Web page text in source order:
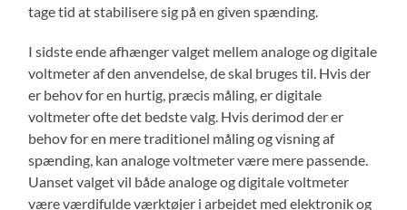
tage tid at stabilisere sig på en given spænding.
I sidste ende afhænger valget mellem analoge og digitale
voltmeter af den anvendelse, de skal bruges til. Hvis der
er behov for en hurtig, præcis måling, er digitale
voltmeter ofte det bedste valg. Hvis derimod der er
behov for en mere traditionel måling og visning af
spænding, kan analoge voltmeter være mere passende.
Uanset valget vil både analoge og digitale voltmeter
være værdifulde værktøjer i arbejdet med elektronik og